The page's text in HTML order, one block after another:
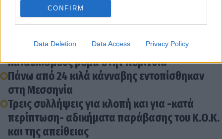
CONFIRM
Data Deletion Data Access Privacy Policy
Λεωνίδιο: Χειροπέδες σε 55χρονο εις βάρος
Εξι συλλήψεις μετά απο "ντου" της ΕΛ.ΑΣ. σε
καταυλισμούς ρομά στην Κορινθία
Πάνω από 24 κιλά κάνναβης εντοπίσθηκαν
στη Μεσσηνία
Τρεις συλλήψεις για κλοπή και για -κατά
περίπτωση- αδικήματα παράβασης του Κ.Ο.Κ.
και της απείθειας